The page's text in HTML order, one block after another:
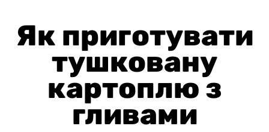
Як приготувати
тушковану
картоплю з
гливами